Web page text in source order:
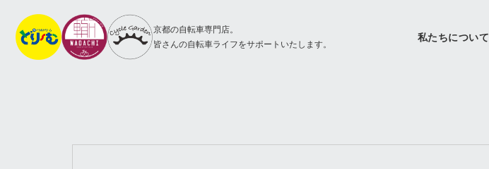
京都の自転車専門店。
皆さんの自転車ライフをサポートいたします。
私たちについて